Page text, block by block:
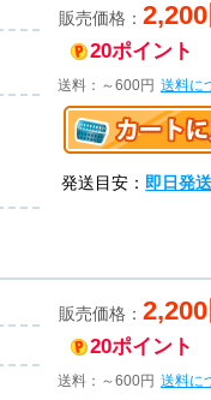
販売価格： 2,200
20ポイント
送料：～600円 送料に
発送目安：即日発送
販売価格： 2,200
20ポイント
送料：～600円 送料に